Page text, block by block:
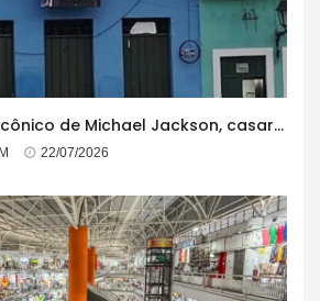
Cenário de clipe icônico de Michael Jackson, casarão azul no centro do Pelourinho enfrenta ordem de desocupação
22/07/2026